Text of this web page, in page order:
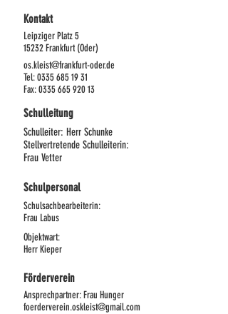
Kontakt
Leipziger Platz 5
15232 Frankfurt (Oder)
os.kleist@frankfurt-oder.de
Tel: 0335 685 19 31
Fax:0335 665 920 13
Schulleitung
Schulleiter: Herr Schunke
Stellvertretende Schulleiterin:
Frau Vetter
Schulpersonal
Schulsachbearbeiterin:
Frau Labus
Objektwart:
Herr Kieper
Förderverein
Ansprechpartner: Frau Hunger
foerderverein.oskleist@gmail.com